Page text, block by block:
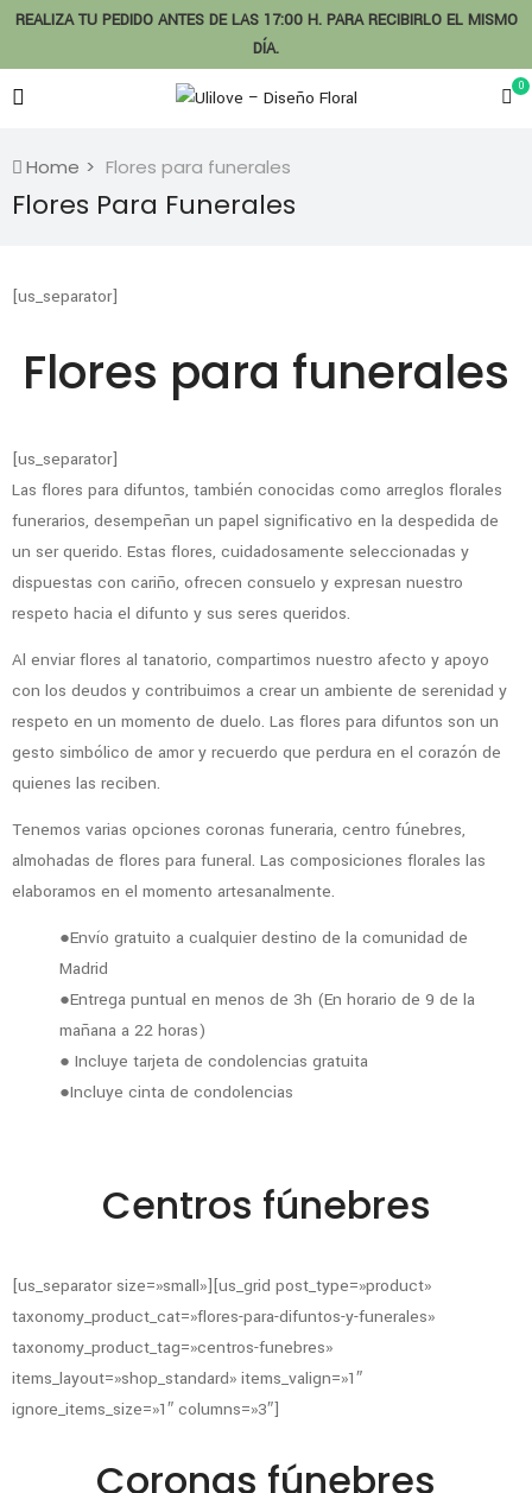
REALIZA TU PEDIDO ANTES DE LAS 17:00 H. PARA RECIBIRLO EL MISMO
DÍA.
0
Home Flores para funerales
Flores Para Funerales
[us_separator]
Flores para funerales
[us_separator]
Las flores para difuntos, también conocidas como arreglos florales
funerarios, desempeñan un papel significativo en la despedida de
un ser querido. Estas flores, cuidadosamente seleccionadas y
dispuestas con cariño, ofrecen consuelo y expresan nuestro
respeto hacia el difunto y sus seres queridos.
Al enviar flores al tanatorio, compartimos nuestro afecto y apoyo
con los deudos y contribuimos a crear un ambiente de serenidad y
respeto en un momento de duelo. Las flores para difuntos son un
gesto simbólico de amor y recuerdo que perdura en el corazón de
quienes las reciben.
Tenemos varias opciones coronas funeraria, centro fúnebres,
almohadas de flores para funeral. Las composiciones florales las
elaboramos en el momento artesanalmente.
●Envío gratuito a cualquier destino de la comunidad de
Madrid
●Entrega puntual en menos de 3h (En horario de 9 de la
mañana a 22 horas)
● Incluye tarjeta de condolencias gratuita
●Incluye cinta de condolencias
Centros fúnebres
[us_separator size=»small»][us_grid post_type=»product»
taxonomy_product_cat=»flores-para-difuntos-y-funerales»
taxonomy_product_tag=»centros-funebres»
items_layout=»shop_standard» items_valign=»1″
ignore_items_size=»1″ columns=»3″]
Coronas fúnebres